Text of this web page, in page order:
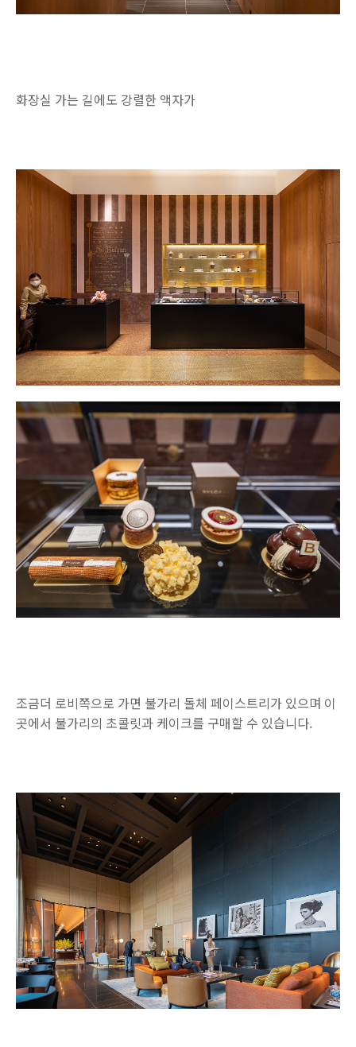
화장실 가는 길에도 강렬한 액자가
조금더 로비쪽으로 가면 불가리 돌체 페이스트리가 있으며 이
곳에서 불가리의 초콜릿과 케이크를 구매할 수 있습니다.